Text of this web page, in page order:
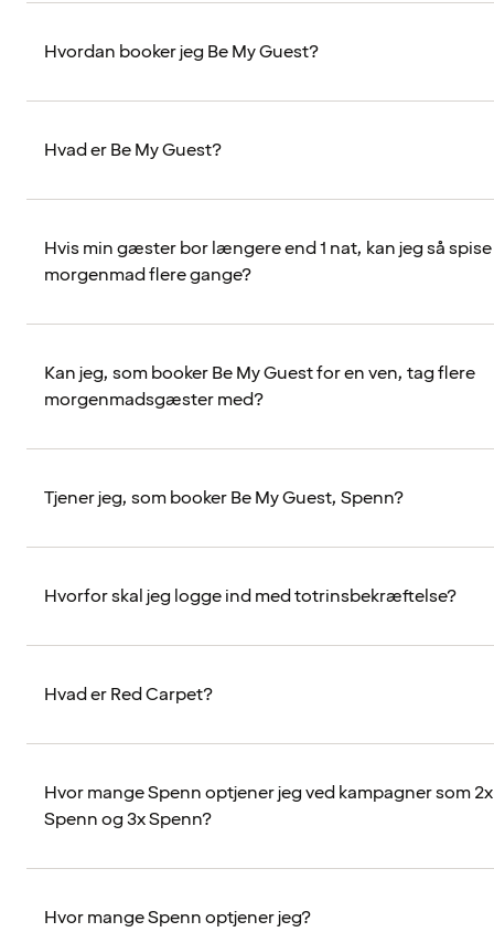
Hvordan booker jeg Be My Guest?
Hvad er Be My Guest?
Hvis min gæster bor længere end 1 nat, kan jeg så spise
morgenmad flere gange?
Kan jeg, som booker Be My Guest for en ven, tag flere
morgenmadsgæster med?
Tjener jeg, som booker Be My Guest, Spenn?
Hvorfor skal jeg logge ind med totrinsbekræftelse?
Hvad er Red Carpet?
Hvor mange Spenn optjener jeg ved kampagner som 2x
Spenn og 3x Spenn?
Hvor mange Spenn optjener jeg?